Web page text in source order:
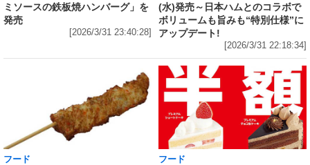
ミソースの鉄板焼ハンバーグ」を
発売
[2026/3/31 23:40:28]
(水)発売～日本ハムとのコラボで
ボリュームも旨みも“特別仕様”に
アップデート!
[2026/3/31 22:18:34]
フード フード